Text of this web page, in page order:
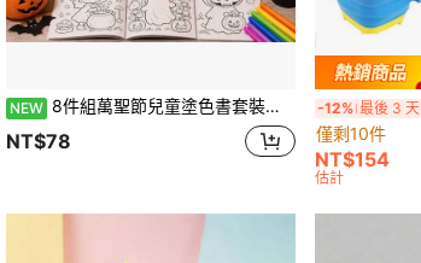
NEW 8件組萬聖節兒童塗色書套裝，幽靈南瓜女巫主題，幼兒教育DIY塗鴉書，幼兒園教室獎勵，節日派對禮物填充，親子互動紓壓藝術書，蒙特梭利禮物
NT$78
-12% 最後 3 天
僅剩10件
NT$154
估計